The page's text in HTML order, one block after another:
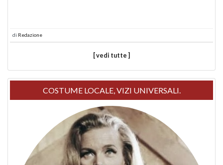
di Redazione
[ vedi tutte ]
COSTUME LOCALE, VIZI UNIVERSALI.